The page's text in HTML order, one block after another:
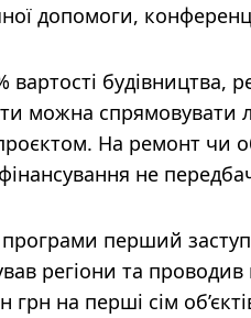
допомоги,
будівництва,
можна спрямовувати
На ремонт чи
не
перший
регіони та
грн на перші сім